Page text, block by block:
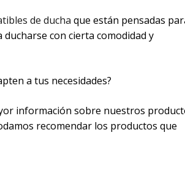
de ducha que están pensadas
con cierta comodidad y
a tus necesidades?
información sobre nuestros
recomendar los productos que